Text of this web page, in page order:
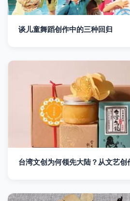
谈儿童舞蹈创作中的三种回归
台湾文创为何领先大陆？从文艺